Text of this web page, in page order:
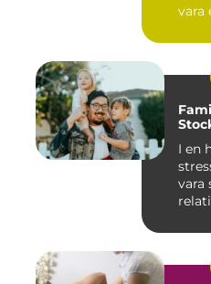
vara
I en
vara